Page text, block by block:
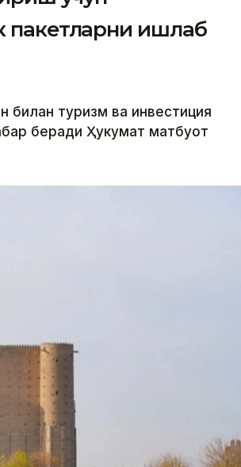
пакетларни ишлаб
билан туризм ва инвестиция
беради Ҳукумат матбуот